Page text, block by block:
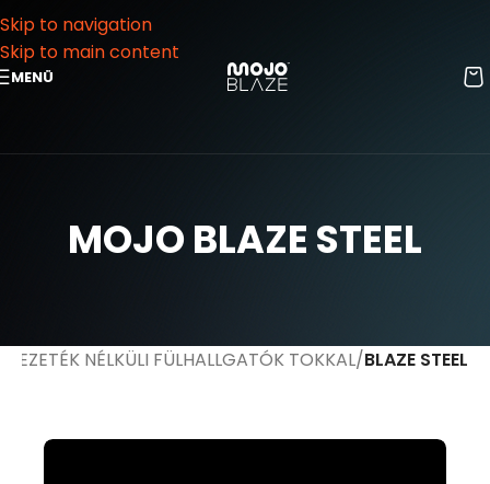
Skip to navigation
Skip to main content
MENÜ
MOJO BLAZE STEEL
VEZETÉK NÉLKÜLI FÜLHALLGATÓK TOKKAL BLAZE STEEL